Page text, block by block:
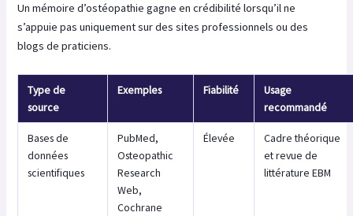
Un mémoire d’ostéopathie gagne en crédibilité lorsqu’il ne
s’appuie pas uniquement sur des sites professionnels ou des
blogs de praticiens.
Type de
source
Exemples Fiabilité
Usage
recommandé
Bases de
données
scientifiques
PubMed,
Osteopathic
Research
Web,
Cochrane
Élevée
Cadre théorique
et revue de
littérature EBM